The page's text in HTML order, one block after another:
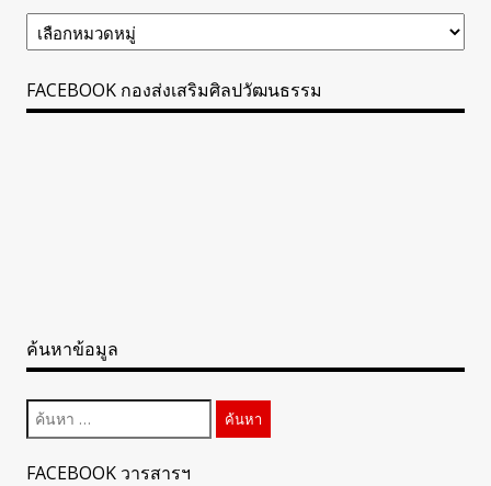
ข้อมูล
ข่าวสาร
FACEBOOK กองส่งเสริมศิลปวัฒนธรรม
ค้นหาข้อมูล
ค้นหา
สำหรับ:
FACEBOOK วารสารฯ